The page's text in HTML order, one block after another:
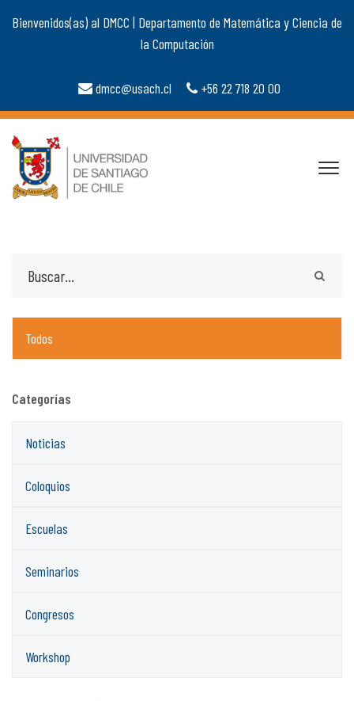
Bienvenidos(as) al DMCC | Departamento de Matemática y Ciencia de
la Computación
dmcc@usach.cl +56 22 718 20 00
Todos
Categorías
Noticias
Coloquios
Escuelas
Seminarios
Congresos
Workshop